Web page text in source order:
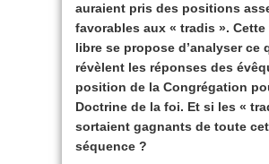
auraient pris des positions
favorables aux « tradis ».
libre se propose d’analyser ce
révèlent les réponses des
position de la Congrégation
Doctrine de la foi. Et si les «
sortaient gagnants de toute
séquence ?